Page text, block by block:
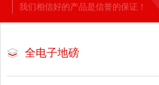
我们相信好的产品是信誉的保证！
全电子地磅